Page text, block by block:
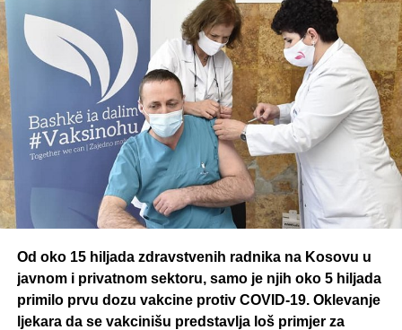
Od oko 15 hiljada zdravstvenih radnika na Kosovu u
javnom i privatnom sektoru, samo je njih oko 5 hiljada
primilo prvu dozu vakcine protiv COVID-19. Oklevanje
ljekara da se vakcinišu predstavlja loš primjer za